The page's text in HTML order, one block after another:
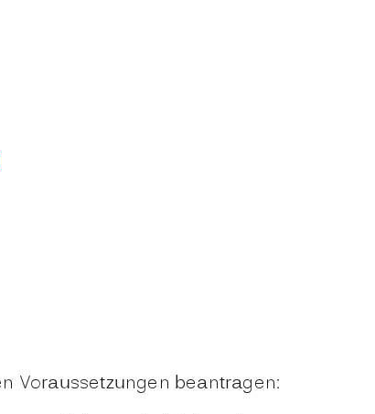
Voraussetzungen beantragen: